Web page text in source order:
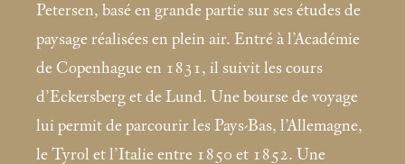
Petersen, basé en grande partie sur ses études de
paysage réalisées en plein air. Entré à l’Académie
de Copenhague en 1831, il suivit les cours
d’Eckersberg et de Lund. Une bourse de voyage
lui permit de parcourir les Pays-Bas, l’Allemagne,
le Tyrol et l’Italie entre 1850 et 1852. Une